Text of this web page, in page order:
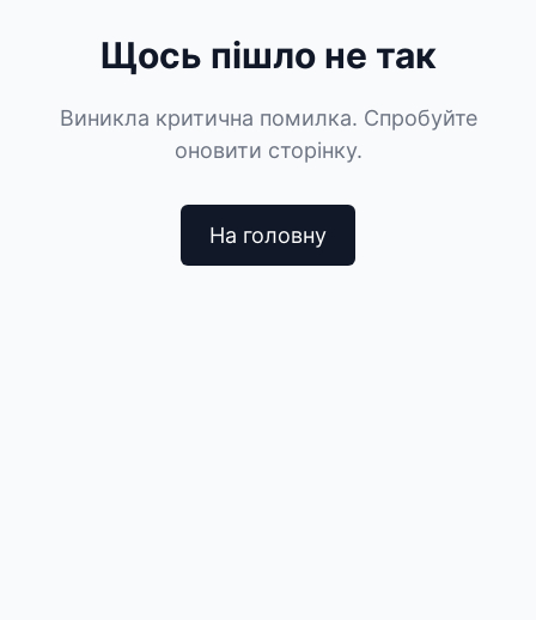
Щось пішло не так
Виникла критична помилка. Спробуйте
оновити сторінку.
На головну